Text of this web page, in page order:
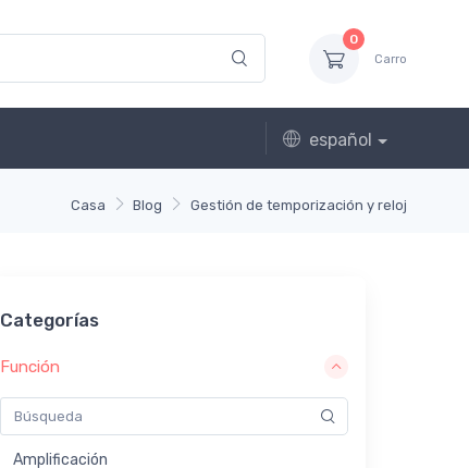
0
Carro
español
Casa Blog Gestión de temporización y reloj
Categorías
Función
Amplificación